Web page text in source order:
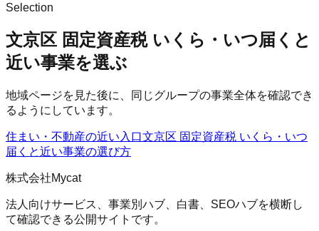
Selection
文京区 固定資産税 いくら・いつ届くと
近い事業を選ぶ
地域ページを見た後に、同じグループの事業全体を確認でき
るようにしています。
住まい・不動産の近い入口文京区 固定資産税 いくら・いつ
届く と近い事業の選び方
株式会社Mycat
法人向けサービス、事業別ハブ、白書、SEOハブを横断し
て確認できる公開サイトです。